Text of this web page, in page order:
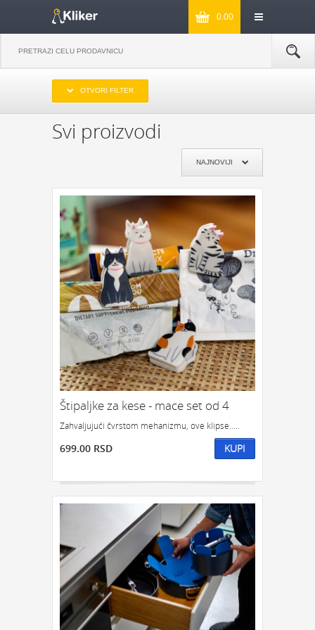
0.00
PREKO 3000
IZABERITE PROIZVOĐAČA
DYNOMIGHTY COOKUT WILD AND WOLF
NPW GENTLEMEN‘S HARDWARE
KIKKERLAND
POKLON JE ZA:
POKLON ZA MAMU POKLON ZA TATU
POKLON ZA BAKU POKLON ZA DEKU
POKLON ZA DRUGA POKLON ZA DRUGARICU
POKLON ZA DEVOJKU NEKOGA KO IMA SVE
POKLON ZA ĆERKU POKLON ZA DEČKA
POKLON ZA SINA
KOJOM ZGODOM:
POKLON ZA GODIŠNJICU
ODMOR I OPUŠTANJE
POKLONI ZA 8. MART
POKLON TREBA DA BUDE:
FENSI POKLON KIČ POKLON
KLASIČAN POKLON SIMBOLIČAN POKLON
OZBILJAN POKLON POTPUNO NEOZBILJAN
OTVORI FILTER
Svi proizvodi
NAJNOVIJI
Štipaljke za kese - mace set od 4
Zahvaljujući čvrstom mehanizmu, ove klipse.....
699.00 RSD KUPI